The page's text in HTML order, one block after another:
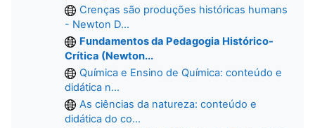
Crenças são produções históricas humans
- Newton D...
Fundamentos da Pedagogia Histórico-
Crítica (Newton...
Química e Ensino de Química: conteúdo e
didática n...
As ciências da natureza: conteúdo e
didática do co...